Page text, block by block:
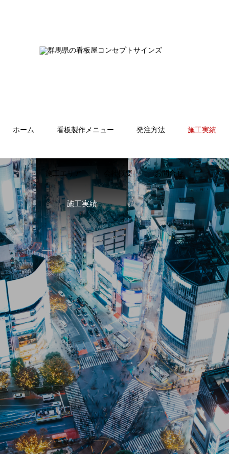
ホーム 看板製作メニュー 発注方法 施工実績
施工エリア 会社概要 お問合せ
施工実績